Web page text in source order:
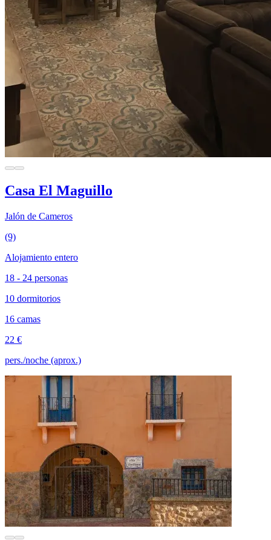
Casa El Maguillo
Jalón de Cameros
(9)
Alojamiento entero
18 - 24 personas
10 dormitorios
16 camas
22 €
pers./noche (aprox.)